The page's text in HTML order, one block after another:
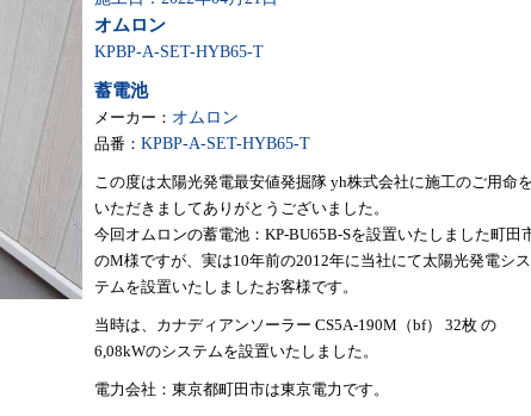
オムロン
KPBP-A-SET-HYB65-T
蓄電池
メーカー： オムロン
品番： KPBP-A-SET-HYB65-T
この度は太陽光発電最安値発掘隊 yh株式会社に施工のご用命
いただきましてありがとうございました。
今回オムロンの蓄電池：KP-BU65B-Sを設置いたしました町田
のM様ですが、実は10年前の2012年に当社にて太陽光発電シス
テムを設置いたしましたお客様です。
当時は、カナディアンソーラー CS5A-190M（bf） 32枚 の
6,08kWのシステムを設置いたしました。
電力会社：東京都町田市は東京電力です。